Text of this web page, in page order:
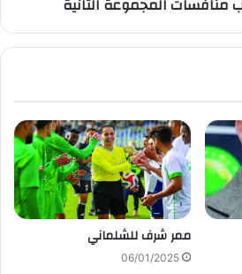
ممر شرف للشلماني
06/01/2025